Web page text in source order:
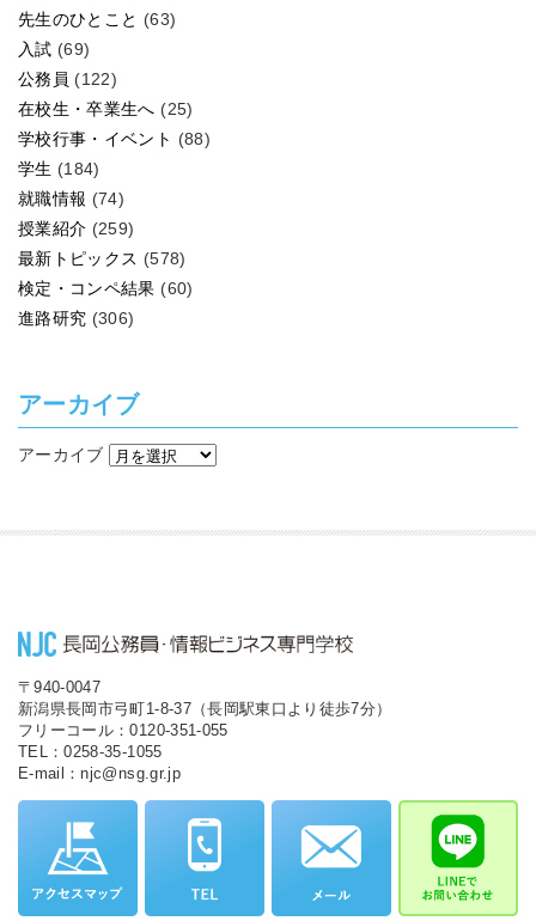
先生のひとこと (63)
入試 (69)
公務員 (122)
在校生・卒業生へ (25)
学校行事・イベント (88)
学生 (184)
就職情報 (74)
授業紹介 (259)
最新トピックス (578)
検定・コンペ結果 (60)
進路研究 (306)
アーカイブ
アーカイブ
〒940-0047
新潟県長岡市弓町1-8-37（長岡駅東口より徒歩7分）
フリーコール：0120-351-055
TEL：0258-35-1055
E-mail：njc@nsg.gr.jp